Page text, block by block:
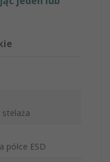
stelaża
półce ESD